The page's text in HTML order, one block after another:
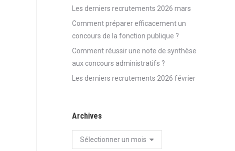
Les derniers recrutements 2026 mars
Comment préparer efficacement un
concours de la fonction publique ?
Comment réussir une note de synthèse
aux concours administratifs ?
Les derniers recrutements 2026 février
Archives
Archives